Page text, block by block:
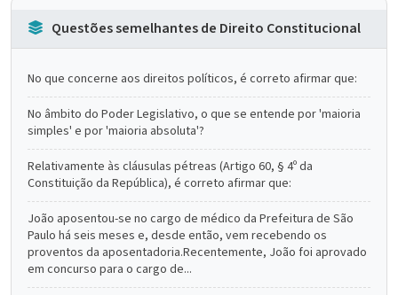
Questões semelhantes de Direito Constitucional
No que concerne aos direitos políticos, é correto afirmar que:
No âmbito do Poder Legislativo, o que se entende por 'maioria
simples' e por 'maioria absoluta'?
Relativamente às cláusulas pétreas (Artigo 60, § 4º da
Constituição da República), é correto afirmar que:
João aposentou-se no cargo de médico da Prefeitura de São
Paulo há seis meses e, desde então, vem recebendo os
proventos da aposentadoria.Recentemente, João foi aprovado
em concurso para o cargo de...